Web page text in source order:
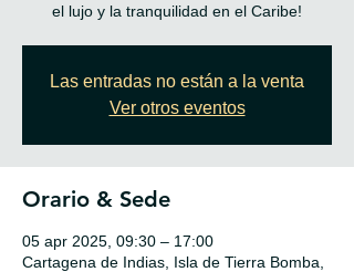
el lujo y la tranquilidad en el Caribe!
Las entradas no están a la venta
Ver otros eventos
Orario & Sede
05 apr 2025, 09:30 – 17:00
Cartagena de Indias, Isla de Tierra Bomba,